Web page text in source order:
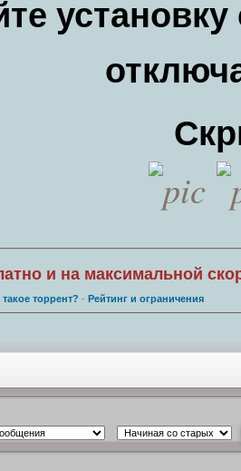
и на максимальной
такое торрент? ·Рейтинг и ограничения